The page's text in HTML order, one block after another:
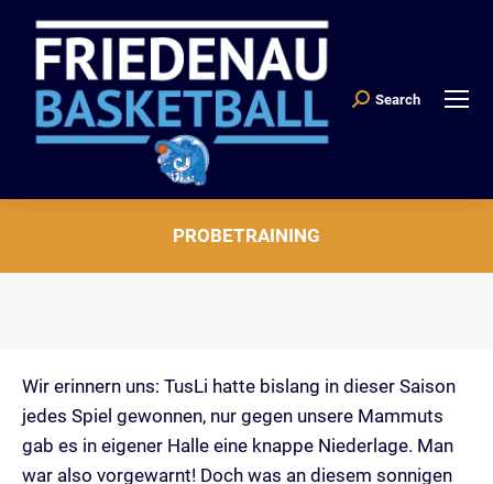
Search:
Search
PROBETRAINING
Wir erinnern uns: TusLi hatte bislang in dieser Saison
jedes Spiel gewonnen, nur gegen unsere Mammuts
gab es in eigener Halle eine knappe Niederlage. Man
war also vorgewarnt! Doch was an diesem sonnigen